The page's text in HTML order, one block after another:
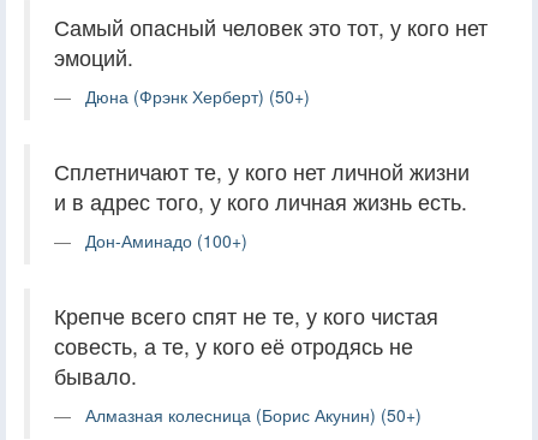
Самый опасный человек это тот, у кого нет
эмоций.
Дюна (Фрэнк Херберт) (50+)
Сплетничают те, у кого нет личной жизни
и в адрес того, у кого личная жизнь есть.
Дон-Аминадо (100+)
Крепче всего спят не те, у кого чистая
совесть, а те, у кого её отродясь не
бывало.
Алмазная колесница (Борис Акунин) (50+)